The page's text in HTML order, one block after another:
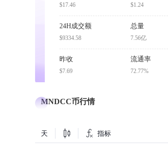
$17.46 $1.24
24H成交额
$9334.58
总量
7.56亿
昨收
$7.69
流通率
72.77%
MNDCC币行情